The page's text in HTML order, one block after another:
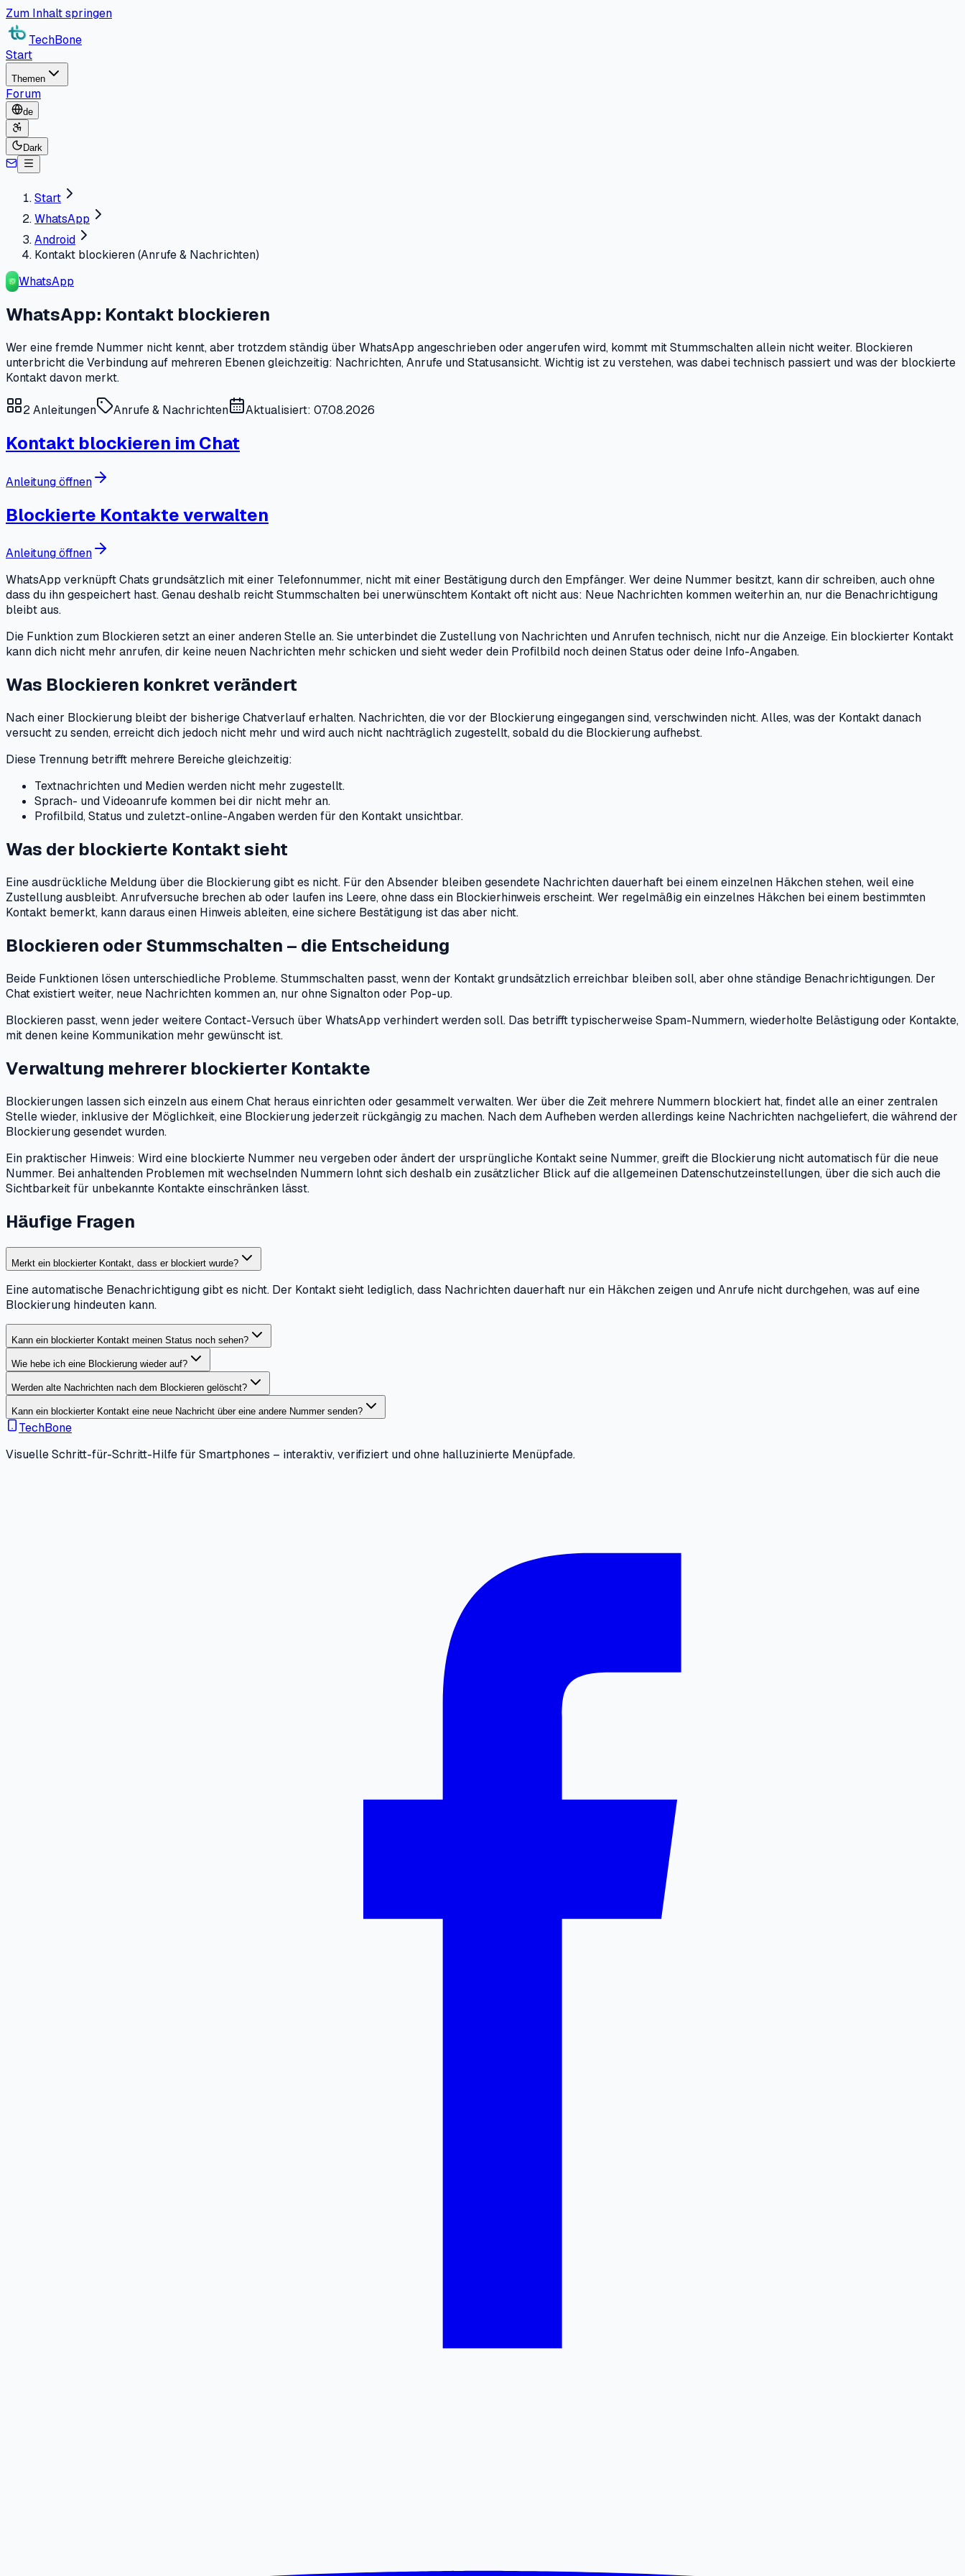
Zum Inhalt springen
TechBone
Start
Themen
Forum
de
Dark
Start
WhatsApp
Android
Kontakt blockieren (Anrufe & Nachrichten)
WhatsApp
WhatsApp: Kontakt blockieren
Wer eine fremde Nummer nicht kennt, aber trotzdem ständig über WhatsApp angeschrieben oder angerufen wird, kommt mit Stummschalten allein nicht weiter. Blockieren
unterbricht die Verbindung auf mehreren Ebenen gleichzeitig: Nachrichten, Anrufe und Statusansicht. Wichtig ist zu verstehen, was dabei technisch passiert und was der blockierte
Kontakt davon merkt.
2Anleitungen Anrufe & Nachrichten Aktualisiert: 07.08.2026
Kontakt blockieren im Chat
Anleitung öffnen
Blockierte Kontakte verwalten
Anleitung öffnen
WhatsApp verknüpft Chats grundsätzlich mit einer Telefonnummer, nicht mit einer Bestätigung durch den Empfänger. Wer deine Nummer besitzt, kann dir schreiben, auch ohne
dass du ihn gespeichert hast. Genau deshalb reicht Stummschalten bei unerwünschtem Kontakt oft nicht aus: Neue Nachrichten kommen weiterhin an, nur die Benachrichtigung
bleibt aus.
Die Funktion zum Blockieren setzt an einer anderen Stelle an. Sie unterbindet die Zustellung von Nachrichten und Anrufen technisch, nicht nur die Anzeige. Ein blockierter Kontakt
kann dich nicht mehr anrufen, dir keine neuen Nachrichten mehr schicken und sieht weder dein Profilbild noch deinen Status oder deine Info-Angaben.
Was Blockieren konkret verändert
Nach einer Blockierung bleibt der bisherige Chatverlauf erhalten. Nachrichten, die vor der Blockierung eingegangen sind, verschwinden nicht. Alles, was der Kontakt danach
versucht zu senden, erreicht dich jedoch nicht mehr und wird auch nicht nachträglich zugestellt, sobald du die Blockierung aufhebst.
Diese Trennung betrifft mehrere Bereiche gleichzeitig:
Textnachrichten und Medien werden nicht mehr zugestellt.
Sprach- und Videoanrufe kommen bei dir nicht mehr an.
Profilbild, Status und zuletzt-online-Angaben werden für den Kontakt unsichtbar.
Was der blockierte Kontakt sieht
Eine ausdrückliche Meldung über die Blockierung gibt es nicht. Für den Absender bleiben gesendete Nachrichten dauerhaft bei einem einzelnen Häkchen stehen, weil eine
Zustellung ausbleibt. Anrufversuche brechen ab oder laufen ins Leere, ohne dass ein Blockierhinweis erscheint. Wer regelmäßig ein einzelnes Häkchen bei einem bestimmten
Kontakt bemerkt, kann daraus einen Hinweis ableiten, eine sichere Bestätigung ist das aber nicht.
Blockieren oder Stummschalten – die Entscheidung
Beide Funktionen lösen unterschiedliche Probleme. Stummschalten passt, wenn der Kontakt grundsätzlich erreichbar bleiben soll, aber ohne ständige Benachrichtigungen. Der
Chat existiert weiter, neue Nachrichten kommen an, nur ohne Signalton oder Pop-up.
Blockieren passt, wenn jeder weitere Contact-Versuch über WhatsApp verhindert werden soll. Das betrifft typischerweise Spam-Nummern, wiederholte Belästigung oder Kontakte,
mit denen keine Kommunikation mehr gewünscht ist.
Verwaltung mehrerer blockierter Kontakte
Blockierungen lassen sich einzeln aus einem Chat heraus einrichten oder gesammelt verwalten. Wer über die Zeit mehrere Nummern blockiert hat, findet alle an einer zentralen
Stelle wieder, inklusive der Möglichkeit, eine Blockierung jederzeit rückgängig zu machen. Nach dem Aufheben werden allerdings keine Nachrichten nachgeliefert, die während der
Blockierung gesendet wurden.
Ein praktischer Hinweis: Wird eine blockierte Nummer neu vergeben oder ändert der ursprüngliche Kontakt seine Nummer, greift die Blockierung nicht automatisch für die neue
Nummer. Bei anhaltenden Problemen mit wechselnden Nummern lohnt sich deshalb ein zusätzlicher Blick auf die allgemeinen Datenschutzeinstellungen, über die sich auch die
Sichtbarkeit für unbekannte Kontakte einschränken lässt.
Häufige Fragen
Merkt ein blockierter Kontakt, dass er blockiert wurde?
Eine automatische Benachrichtigung gibt es nicht. Der Kontakt sieht lediglich, dass Nachrichten dauerhaft nur ein Häkchen zeigen und Anrufe nicht durchgehen, was auf eine
Blockierung hindeuten kann.
Kann ein blockierter Kontakt meinen Status noch sehen?
Wie hebe ich eine Blockierung wieder auf?
Werden alte Nachrichten nach dem Blockieren gelöscht?
Kann ein blockierter Kontakt eine neue Nachricht über eine andere Nummer senden?
TechBone
Visuelle Schritt-für-Schritt-Hilfe für Smartphones – interaktiv, verifiziert und ohne halluzinierte Menüpfade.